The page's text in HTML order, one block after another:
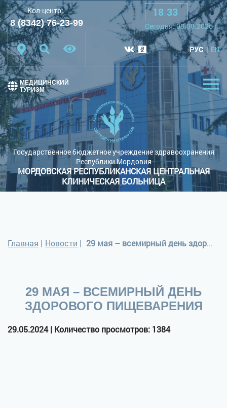
Шрифт: A A A
Цветовая схема: Черная схема
Обычный сайт
Кол-центр:
8 (8342) 76-23-99
18 33
Cегодня:08.08.2026г.
РУС EN
Государственное бюджетное учреждение здравоохранения
Республики Мордовия
МОРДОВСКАЯ РЕСПУБЛИКАНСКАЯ ЦЕНТРАЛЬНАЯ
КЛИНИЧЕСКАЯ БОЛЬНИЦА
МЕДИЦИНСКИЙ
ТУРИЗМ
Главная | Новости | 29 мая – всемирный день здорового пищеварения
29 МАЯ – ВСЕМИРНЫЙ ДЕНЬ
ЗДОРОВОГО ПИЩЕВАРЕНИЯ
29.05.2024 | Количество просмотров: 1384